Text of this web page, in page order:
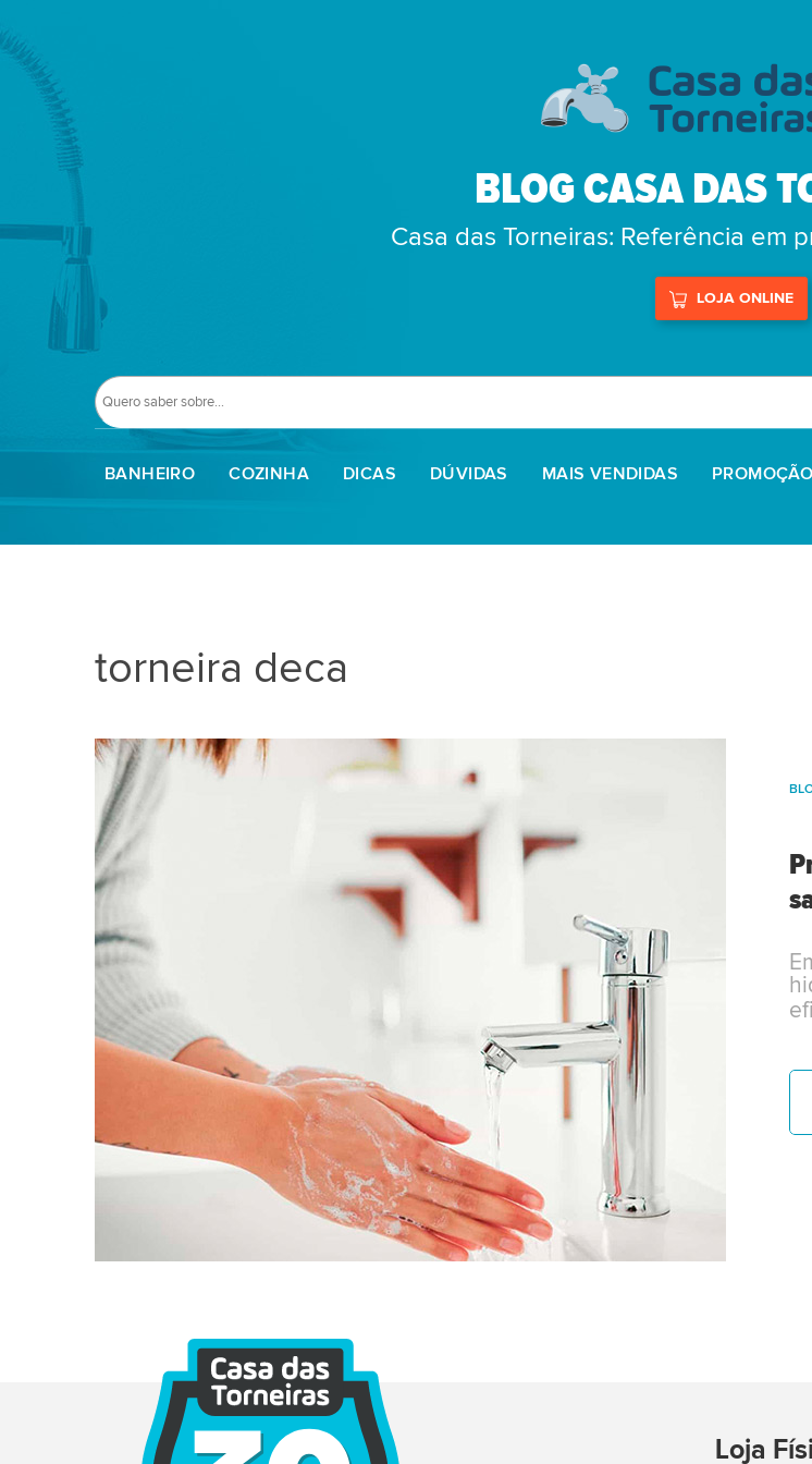
BLOG CASA DAS
Casa das Torneiras: Referência em
LOJA ONLINE
BANHEIRO COZINHA DICAS DÚVIDAS MAIS VENDIDAS PROMOÇÃO
torneira deca
Loja